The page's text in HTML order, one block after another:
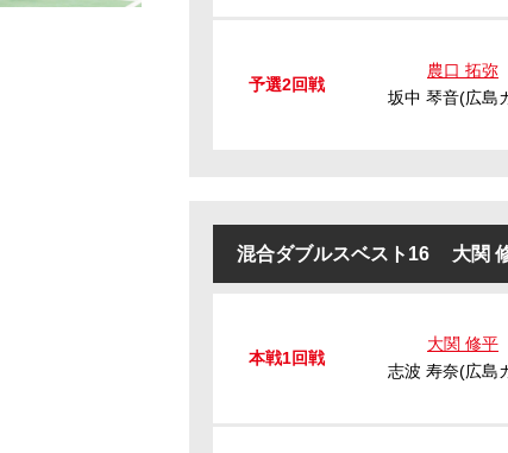
予選2回戦
農口 拓弥
坂中 琴音(広島
混合ダブルスベスト16 大関
本戦1回戦
大関 修平
志波 寿奈(広島